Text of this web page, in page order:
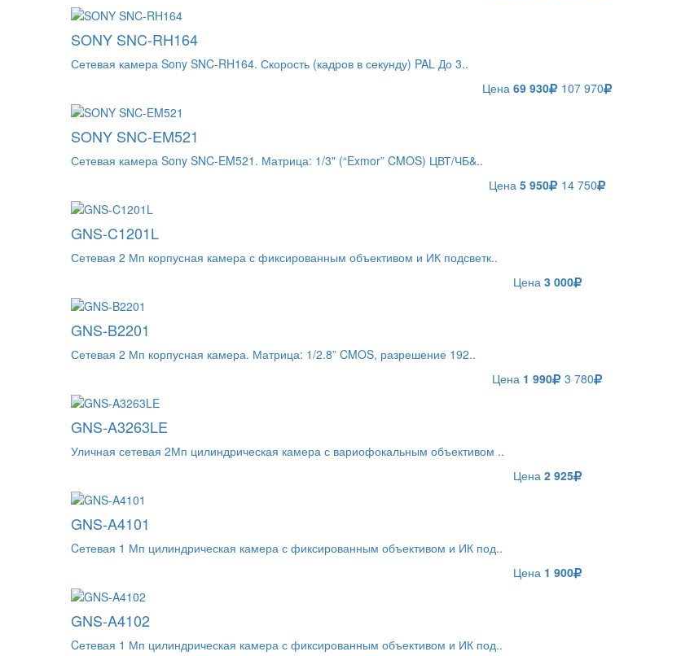
SONY SNC-RH164
Сетевая камера Sony SNC-RH164. Скорость (кадров в секунду) PAL До 3..
Цена 69 930 107 970
SONY SNC-EM521
Сетевая камера Sony SNC-EM521. Матрица: 1/3" (“Exmor” CMOS) ЦВТ/ЧБ&..
Цена 5 950 14 750
GNS-C1201L
Сетевая 2 Мп корпусная камера с фиксированным объективом и ИК подсветк..
Цена 3 000
GNS-B2201
Сетевая 2 Мп корпусная камера. Матрица: 1/2.8” CMOS, разрешение 192..
Цена 1 990 3 780
GNS-A3263LE
Уличная сетевая 2Мп цилиндрическая камера с вариофокальным объективом ..
Цена 2 925
GNS-A4101
Cетевая 1 Мп цилиндрическая камера с фиксированным объективом и ИК под..
Цена 1 900
GNS-A4102
Cетевая 1 Мп цилиндрическая камера с фиксированным объективом и ИК под..